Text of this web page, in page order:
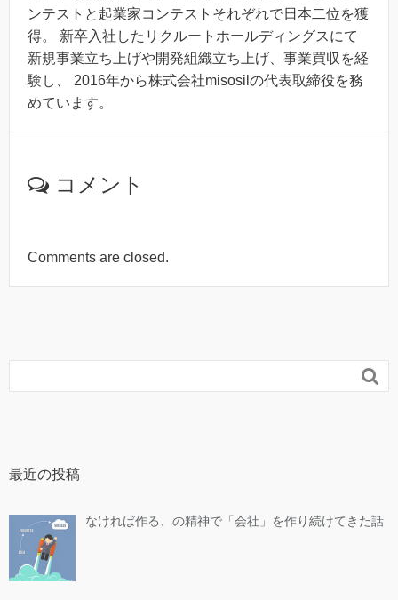
ンテストと起業家コンテストそれぞれで日本二位を獲
得。 新卒入社したリクルートホールディングスにて
新規事業立ち上げや開発組織立ち上げ、事業買収を経
験し、 2016年から株式会社misosilの代表取締役を務
めています。
コメント
Comments are closed.

最近の投稿
なければ作る、の精神で「会社」を作り続けてきた話